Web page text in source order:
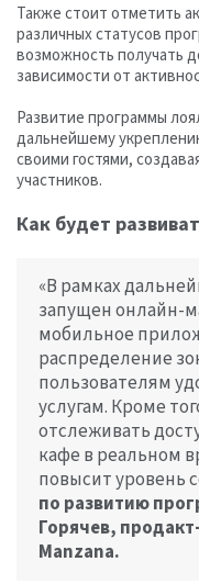
Также стоит отметить
различных статусов
возможность получать
зависимости от
Развитие программы
дальнейшему
своими гостями,
участников.
Как будет
«В рамках
запущен онлайн-
мобильное
распределение
пользователям
услугам. Кроме
отслеживать
кафе в реальном
повысит уровень
по развитию
Горячев,
Manzana.